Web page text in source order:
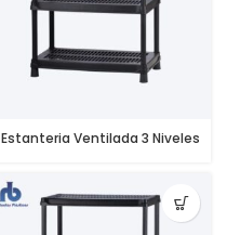
Estanteria Ventilada 3 Niveles